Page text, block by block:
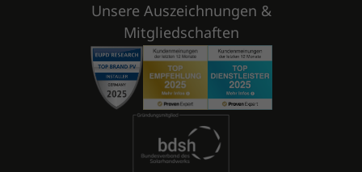
Unsere Auszeichnungen &
Mitgliedschaften